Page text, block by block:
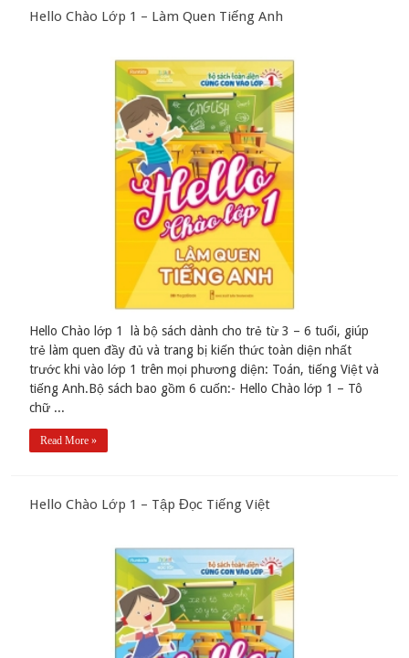
Hello Chào Lớp 1 – Làm Quen Tiếng Anh
Hello Chào lớp 1 là bộ sách dành cho trẻ từ 3 – 6 tuổi, giúp
trẻ làm quen đầy đủ và trang bị kiến thức toàn diện nhất
trước khi vào lớp 1 trên mọi phương diện: Toán, tiếng Việt và
tiếng Anh.Bộ sách bao gồm 6 cuốn:- Hello Chào lớp 1 – Tô
chữ ...
Read More »
Hello Chào Lớp 1 – Tập Đọc Tiếng Việt